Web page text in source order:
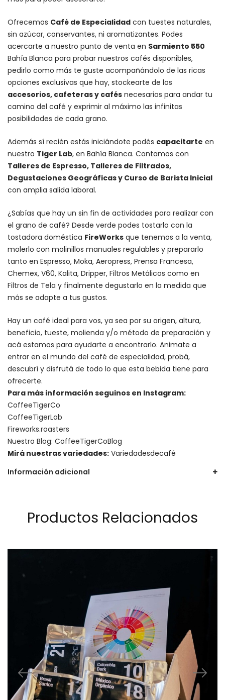
Ofrecemos Café de Especialidad con tuestes naturales,
sin azúcar, conservantes, ni aromatizantes. Podes
acercarte a nuestro punto de venta en Sarmiento 550
Bahía Blanca para probar nuestros cafés disponibles,
pedirlo como más te guste acompañándolo de las ricas
opciones exclusivas que hay, stockearte de los
accesorios, cafeteras y cafés necesarios para andar tu
camino del café y exprimir al máximo las infinitas
posibilidades de cada grano.
Además sí recién estás iniciándote podés capacitarte en
nuestro Tiger Lab, en Bahía Blanca. Contamos con
Talleres de Espresso, Talleres de Filtrados,
Degustaciones Geográficas y Curso de Barista Inicial
con amplia salida laboral.
¿Sabías que hay un sin fin de actividades para realizar con
el grano de café? Desde verde podes tostarlo con la
tostadora doméstica FireWorks que tenemos a la venta,
molerlo con molinillos manuales regulables y prepararlo
tanto en Espresso, Moka, Aeropress, Prensa Francesa,
Chemex, V60, Kalita, Dripper, Filtros Metálicos como en
Filtros de Tela y finalmente degustarlo en la medida que
más se adapte a tus gustos.
Hay un café ideal para vos, ya sea por su origen, altura,
beneficio, tueste, molienda y/o método de preparación y
acá estamos para ayudarte a encontrarlo. Animate a
entrar en el mundo del café de especialidad, probá,
descubrí y disfrutá de todo lo que esta bebida tiene para
ofrecerte.
Para más información seguinos en Instagram:
CoffeeTigerCo
CoffeeTigerLab
Fireworks.roasters
Nuestro Blog: CoffeeTigerCoBlog
Mirá nuestras variedades: Variedadesdecafé
Información adicional
Productos Relacionados